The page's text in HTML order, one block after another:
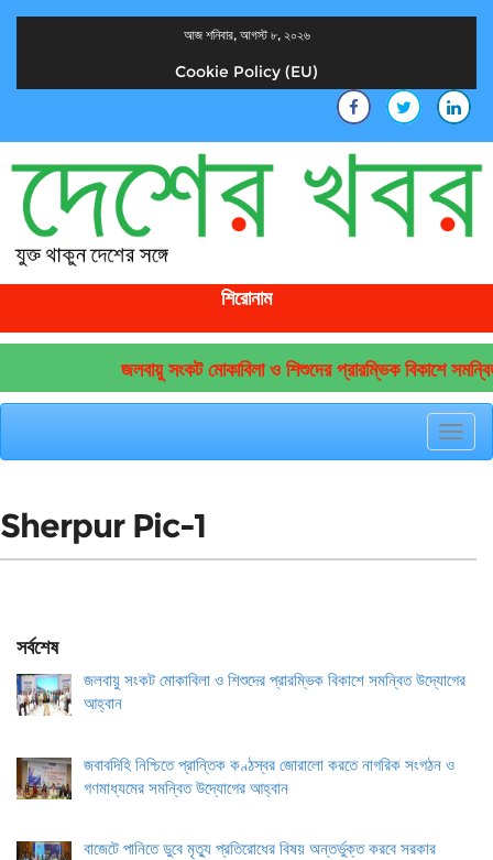
আজ শনিবার, আগস্ট ৮, ২০২৬
Cookie Policy (EU)
শিরোনাম
জলবায়ু সংকট মোকাবিলা ও শিশুদের প্রারম্ভিক বিকাশে
Sherpur Pic-1
সর্বশেষ
জলবায়ু সংকট মোকাবিলা ও শিশুদের প্রারম্ভিক বিকাশে সমন্বিত উদ্যোগের
আহ্বান
জবাবদিহি নিশ্চিতে প্রান্তিক কণ্ঠস্বর জোরালো করতে নাগরিক সংগঠন ও
গণমাধ্যমের সমন্বিত উদ্যোগের আহ্বান
বাজেটে পানিতে ডুবে মৃত্যু প্রতিরোধের বিষয় অন্তর্ভুক্ত করবে সরকার